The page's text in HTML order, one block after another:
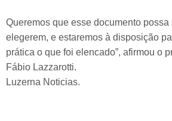
Queremos que esse documento
elegerem, e estaremos à disposição
prática o que foi elencado”, afirmou o
Fábio Lazzarotti.
Luzerna Noticias.